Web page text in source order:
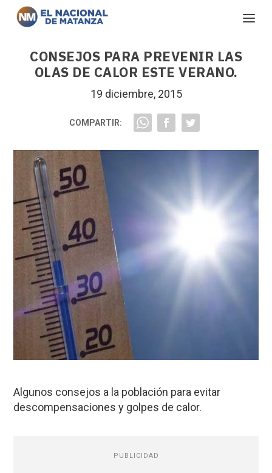
CONSEJOS PARA PREVENIR LAS
OLAS DE CALOR ESTE VERANO.
19 diciembre, 2015
COMPARTIR:
Algunos consejos a la población para evitar
descompensaciones y golpes de calor.
PUBLICIDAD